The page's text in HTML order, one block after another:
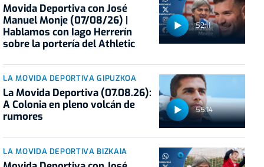
52:11
Movida Deportiva con José
Manuel Monje (07/08/26) |
Hablamos con Iago Herrerín
sobre la portería del Athletic
55:14
LA MOVIDA DEPORTIVA GIPUZKOA
La Movida Deportiva (07.08.26):
A Colonia en pleno volcán de
rumores
LA MOVIDA DEPORTIVA BIZKAIA